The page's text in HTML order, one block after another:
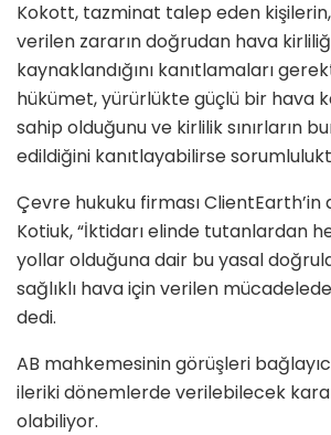
Kokott, tazminat talep eden kişilerin,
verilen zararın doğrudan hava
kaynaklandığını kanıtlamaları
hükümet, yürürlükte güçlü bir hava
sahip olduğunu ve kirlilik sınırların
edildiğini kanıtlayabilirse
Çevre hukuku firması ClientEarth’in
Kotiuk, “İktidarı elinde tutanlardan
yollar olduğuna dair bu yasal
sağlıklı hava için verilen
dedi.
AB mahkemesinin görüşleri
ileriki dönemlerde verilebilecek
olabiliyor.